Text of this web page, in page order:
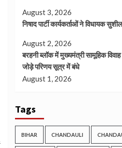
August 3, 2026
निषाद पार्टी कार्यकर्ताओं ने विधायक
August 2, 2026
बरहनी ब्लॉक में मुख्यमंत्री सामूहिक
जोड़े परिणय सूत्र में बंधे
August 1, 2026
Tags
BIHAR CHANDAULI